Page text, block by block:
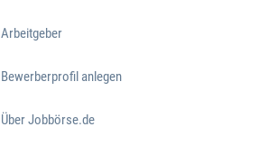
Arbeitgeber
Bewerberprofil anlegen
Über Jobbörse.de